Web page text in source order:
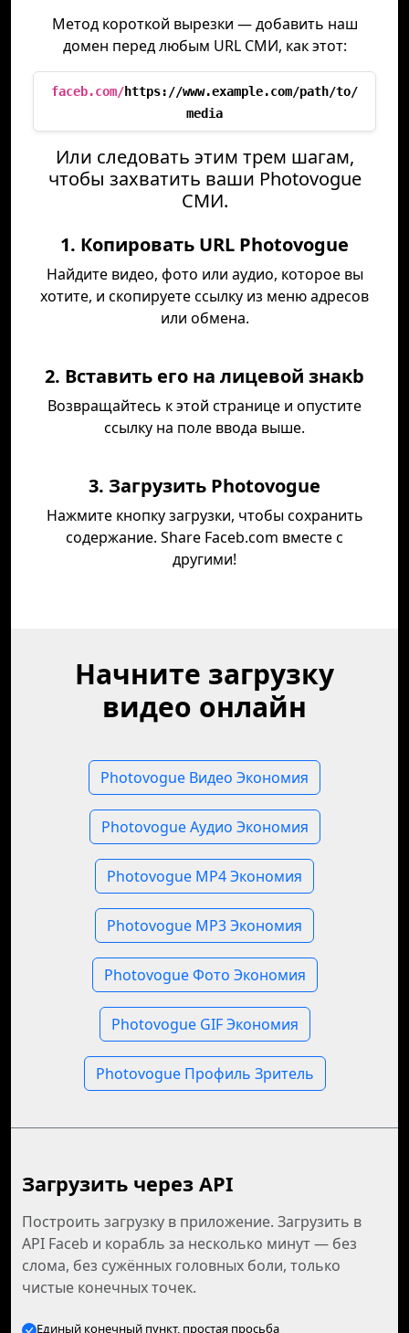
Метод короткой вырезки — добавить наш
домен перед любым URL СМИ, как этот:
faceb.com/https://www.example.com/path/to/
media
Или следовать этим трем шагам,
чтобы захватить ваши Photovogue
СМИ.
1. Копировать URL Photovogue
Найдите видео, фото или аудио, которое вы
хотите, и скопируете ссылку из меню адресов
или обмена.
2. Вставить его на лицевой знакb
Возвращайтесь к этой странице и опустите
ссылку на поле ввода выше.
3. Загрузить Photovogue
Нажмите кнопку загрузки, чтобы сохранить
содержание. Share Faceb.com вместе с
другими!
Начните загрузку
видео онлайн
Photovogue Видео Экономия
Photovogue Аудио Экономия
Photovogue MP4 Экономия
Photovogue MP3 Экономия
Photovogue Фото Экономия
Photovogue GIF Экономия
Photovogue Профиль Зритель
Загрузить через API
Построить загрузку в приложение. Загрузить в
API Faceb и корабль за несколько минут — без
слома, без сужённых головных боли, только
чистые конечных точек.
Единый конечный пункт, простая просьба